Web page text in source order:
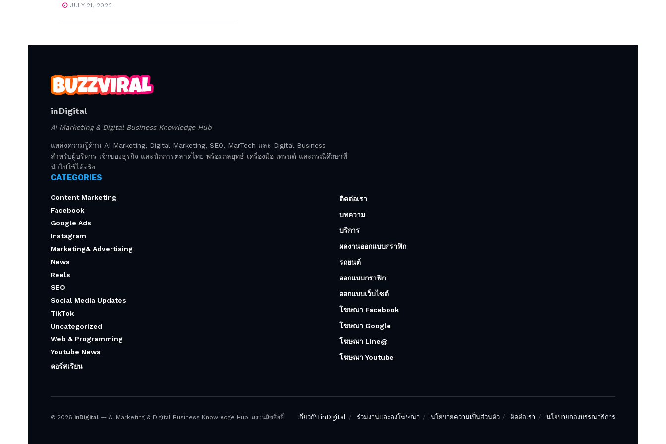
JULY 21, 2022
inDigital
AI Marketing & Digital Business Knowledge Hub
แหล่งความรู้ด้าน AI Marketing, Digital Marketing, SEO, MarTech และ Digital Business
สำหรับผู้บริหาร เจ้าของธุรกิจ และนักการตลาดไทย พร้อมกลยุทธ์ เครื่องมือ เทรนด์ และกรณีศึกษาที่
นำไปใช้ได้จริง
CATEGORIES
Content Marketing
Facebook
Google Ads
Instagram
Marketing& Advertising
News
Reels
SEO
Social Media Updates
TikTok
Uncategorized
Web & Programming
Youtube News
คอร์สเรียน
ติดต่อเรา
บทความ
บริการ
ผลงานออกแบบกราฟิก
รถยนต์
ออกแบบกราฟิก
ออกแบบเว็บไซต์
โฆษณา Facebook
โฆษณา Google
โฆษณา Line@
โฆษณา Youtube
เกี่ยวกับ inDigital ร่วมงานและลงโฆษณา นโยบายความเป็นส่วนตัว ติดต่อเรา นโยบายกองบรรณาธิการ
© 2026 inDigital — AI Marketing & Digital Business Knowledge Hub. สงวนลิขสิทธิ์